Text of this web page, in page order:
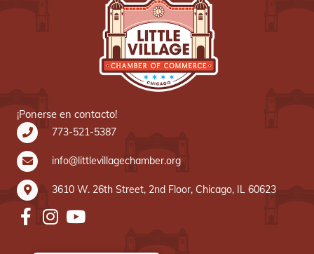
¡Ponerse en contacto!
773-521-5387
info@littlevillagechamber.org
3610 W. 26th Street, 2nd Floor, Chicago, IL 60623